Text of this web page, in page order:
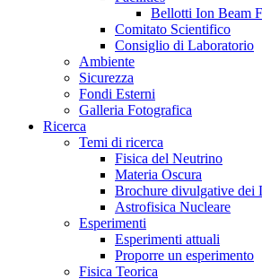
Bellotti Ion Beam
Comitato Scientifico
Consiglio di Laboratorio
Ambiente
Sicurezza
Fondi Esterni
Galleria Fotografica
Ricerca
Temi di ricerca
Fisica del Neutrino
Materia Oscura
Brochure divulgative dei
Astrofisica Nucleare
Esperimenti
Esperimenti attuali
Proporre un esperimento
Fisica Teorica